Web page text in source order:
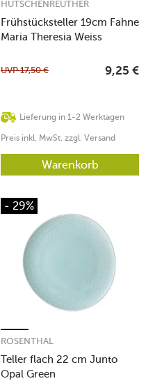
Frühstücksteller 19cm Fahne
Maria Theresia Weiss
HUTSCHENREUTHER
Lieferung in 1-2 Werktagen
UVP17,50 € 9,25 €
Preis inkl. MwSt. zzgl. Versand
Warenkorb
- 29%
Teller flach 22 cm Junto
Opal Green
ROSENTHAL